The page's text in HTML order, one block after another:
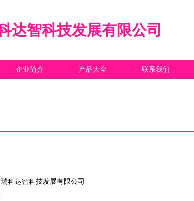
达智科技发展有限公司
企业简介 产品大全 联系我们
科达智科技发展有限公司